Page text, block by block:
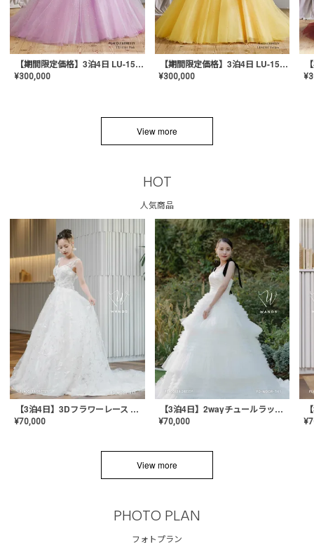
【期間限定価格】3泊4日 LU-1501(Pink)
¥300,000
【期間限定価格】3泊4日 LU-1501(Yellow)
¥300,000 ¥
View more
HOT
人気商品
【3泊4日】3Dフラワーレース ドレス〈PD-WDOR-331〉
¥70,000
【3泊4日】2wayチュールラッフルドレス〈PD-WDOR-341RTL〉
¥70,000 ¥
View more
PHOTO PLAN
フォトプラン